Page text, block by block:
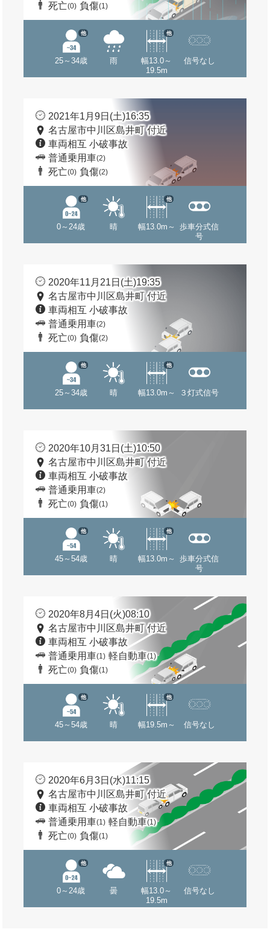
死亡(0) 負傷(1)
25～34歳
他
雨
幅13.0～
19.5m
他
信号なし
2021年1月9日(土)16:35
名古屋市中川区島井町 付近
車両相互 小破事故
普通乗用車(2)
死亡(0) 負傷(2)
0～24歳
他
晴 幅13.0m～
他
歩車分式信
号
2020年11月21日(土)19:35
名古屋市中川区島井町 付近
車両相互 小破事故
普通乗用車(2)
死亡(0) 負傷(2)
25～34歳
他
晴 幅13.0m～
他
３灯式信号
2020年10月31日(土)10:50
名古屋市中川区島井町 付近
車両相互 小破事故
普通乗用車(2)
死亡(0) 負傷(1)
45～54歳
他
晴 幅13.0m～
他
歩車分式信
号
2020年8月4日(火)08:10
名古屋市中川区島井町 付近
車両相互 小破事故
普通乗用車(1) 軽自動車(1)
死亡(0) 負傷(1)
45～54歳
他
晴 幅19.5m～
他
信号なし
2020年6月3日(水)11:15
名古屋市中川区島井町 付近
車両相互 小破事故
普通乗用車(1) 軽自動車(1)
死亡(0) 負傷(1)
0～24歳
他
曇
幅13.0～
19.5m
他
信号なし